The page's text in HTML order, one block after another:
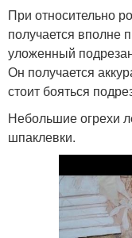
При относительно
получается вполне
уложенный
Он получается
стоит бояться
Небольшие огрехи
шпаклевки.